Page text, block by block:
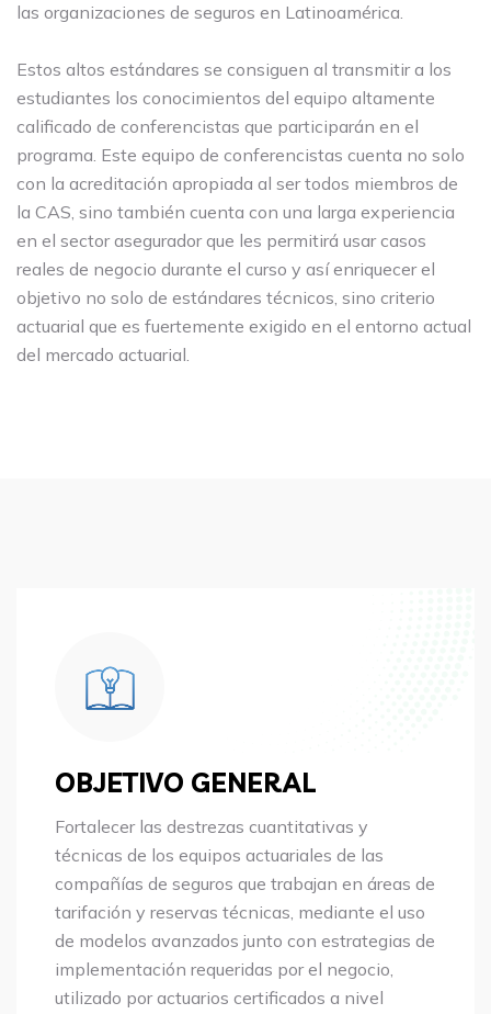
las organizaciones de seguros en Latinoamérica.
Estos altos estándares se consiguen al transmitir a los
estudiantes los conocimientos del equipo altamente
calificado de conferencistas que participarán en el
programa. Este equipo de conferencistas cuenta no solo
con la acreditación apropiada al ser todos miembros de
la CAS, sino también cuenta con una larga experiencia
en el sector asegurador que les permitirá usar casos
reales de negocio durante el curso y así enriquecer el
objetivo no solo de estándares técnicos, sino criterio
actuarial que es fuertemente exigido en el entorno actual
del mercado actuarial.
OBJETIVO GENERAL
Fortalecer las destrezas cuantitativas y
técnicas de los equipos actuariales de las
compañías de seguros que trabajan en áreas de
tarifación y reservas técnicas, mediante el uso
de modelos avanzados junto con estrategias de
implementación requeridas por el negocio,
utilizado por actuarios certificados a nivel